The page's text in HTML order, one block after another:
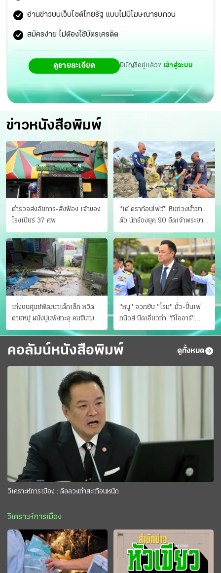
อ่านข่าวบนเว็บไซต์ไทยรัฐ แบบไม่มีโฆษณารบกวน
สมัครง่าย ไม่ต้องใช้บัตรเครดิต
ดูรายละเอียด มีบัญชีอยู่แล้ว? เข้าสู่ระบบ
ข่าวหนังสือพิมพ์
ตำรวจส่งอัยการ-สั่งฟ้อง เจ้าของ
โรงเบียร์ 37 ศพ
"เต้ ดราก้อนไฟว์" หินถ่วงน้ำฆ่า
ตัว นักร้องยุค 90 อืดเจ้าพระยา
แฟนหาตัววุ่น เครียดธุรกิจ!
เก๋งชนศูนย์พัฒนาเด็กเล็ก หวิด
ตายหมู่ ผนังปูนพังทะลุ คนขับเมา
ยา
"หนู" จวกยับ "โรม" มั่ว-ปั่นเฟ
กนิวส์ ปัดเอี่ยวทํา "ทีโออาร์"
ต้นทางโกงสอบฉาว
คอลัมน์หนังสือพิมพ์ ดูทั้งหมด
วิเคราะห์การเมือง : ดีลลวงทำสะเทือนหนัก
วิเคราะห์การเมือง